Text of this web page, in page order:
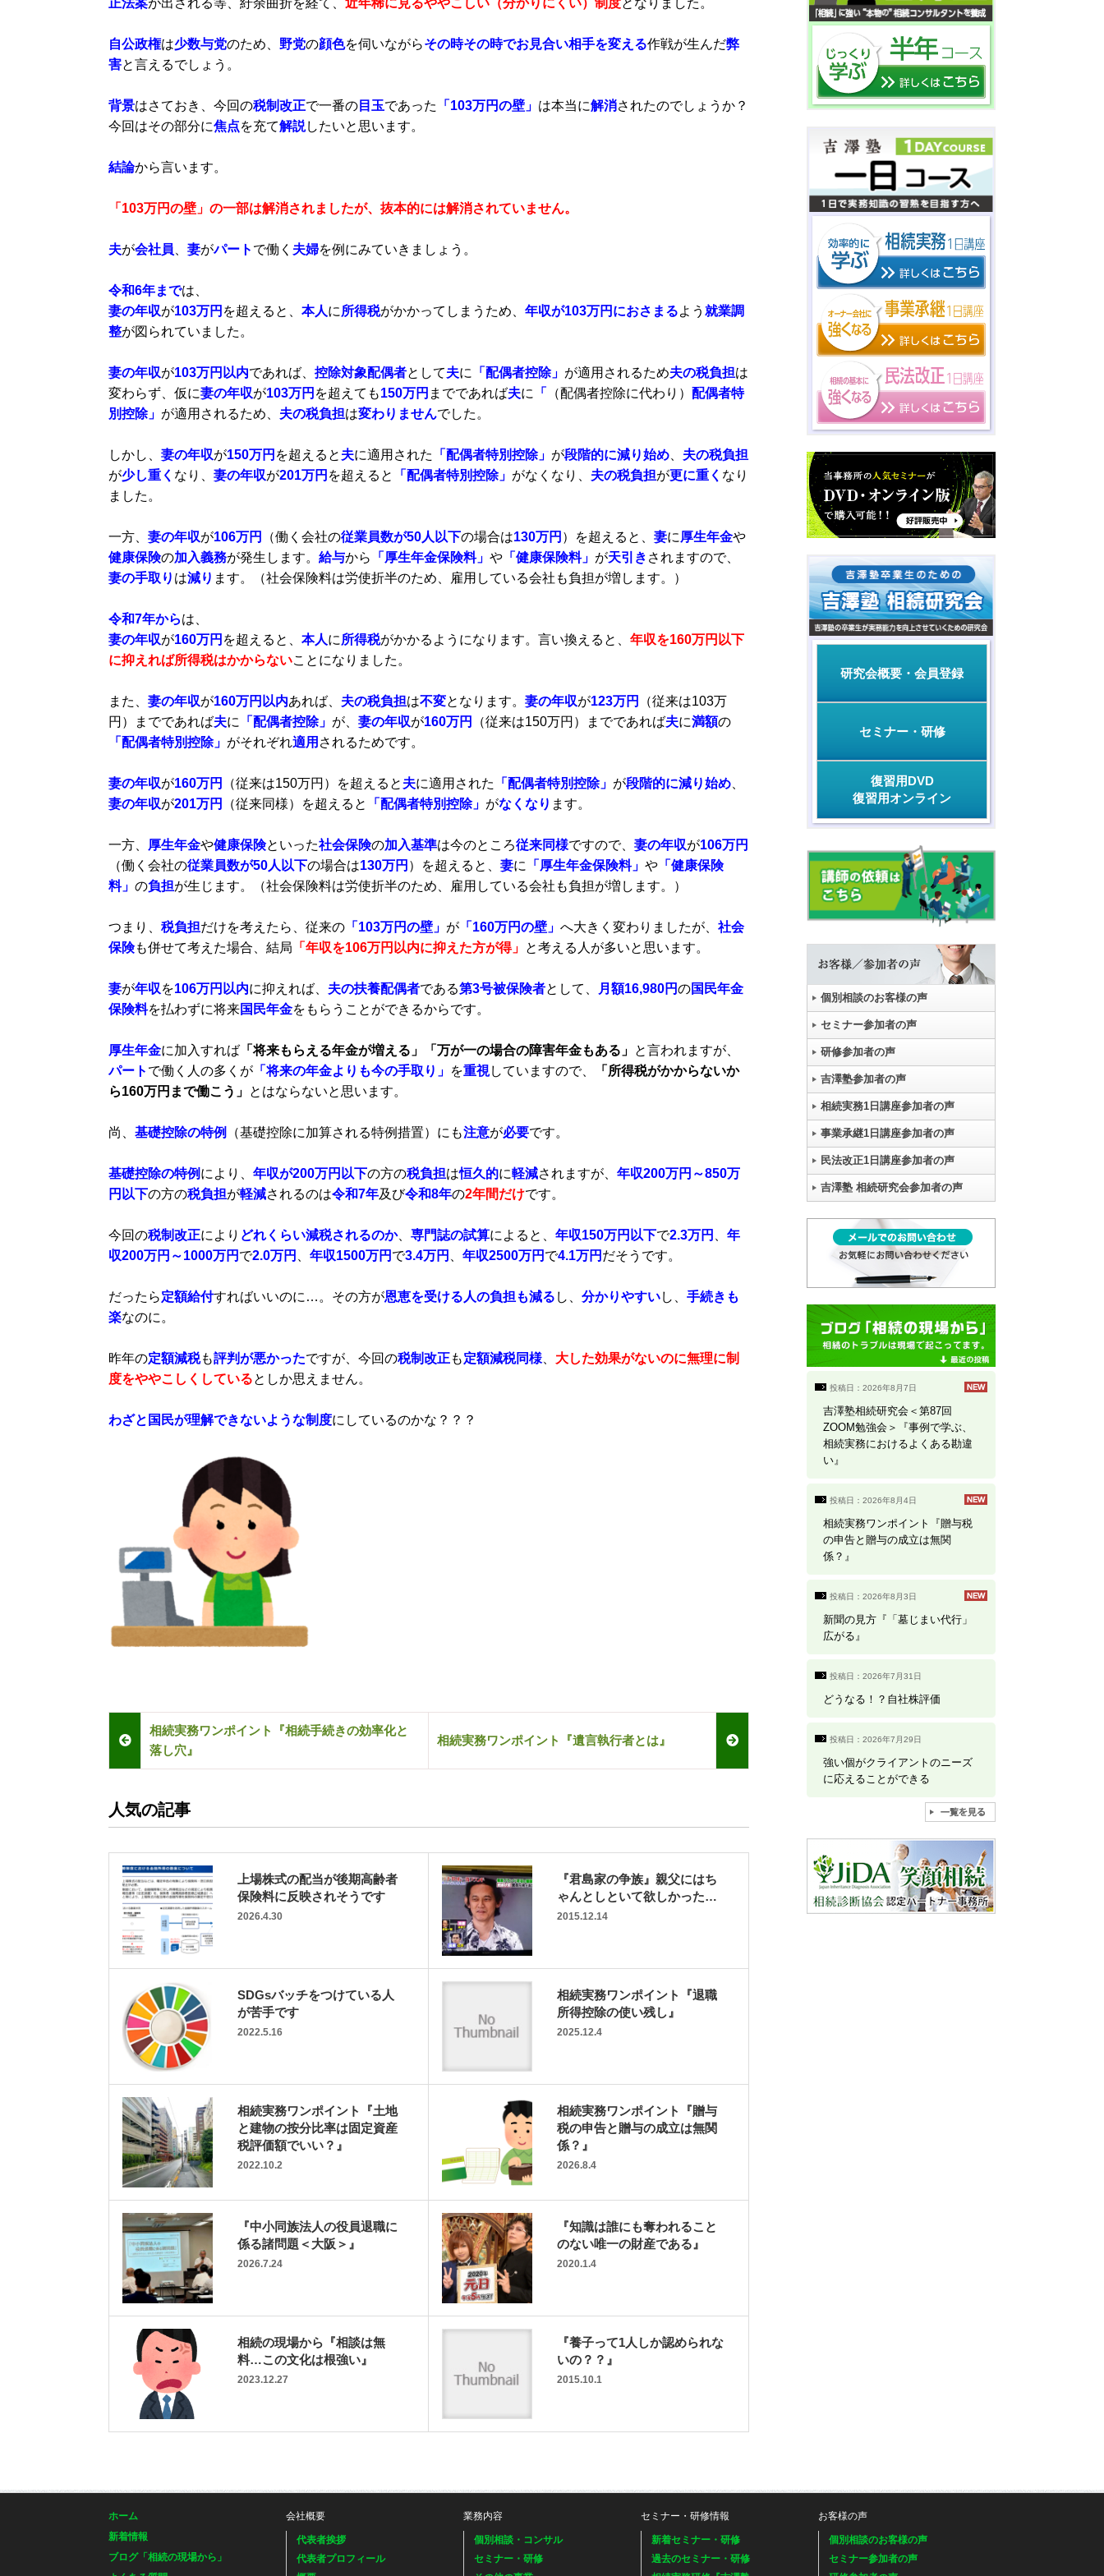
正法案が出される等、紆余曲折を経て、 近年稀に見るややこしい（分かりにくい）制度となりました。
自公政権は少数与党のため、 野党の顔色を伺いながらその時その時でお見合い相手を変える作戦が生んだ弊
害と言えるでしょう。
背景はさておき、今回の税制改正で一番の 目玉であった 「103万円の壁」 は本当に解消されたのでしょうか？
今回はその部分に焦点を充て解説したいと思います。
結論から言います。
「103万円の壁」の一部は解消されましたが、抜本的には解消されていません。
夫が会社員 妻がパート で働く 夫婦を例にみていきましょう。
令和6年までは、
妻の年収が103万円 を超えると、 本人に 所得税がかかってしまうため、 年収が103万円におさまるよう 就業調
整が図られていました。
妻の年収が103万円以内であれば、 控除対象配偶者として夫に 「配偶者控除」 が適用されるため夫の税負担は
変わらず、仮に妻の年収が103万円 を超えても150万円 までであれば夫に 「 （配偶者控除に代わり） 配偶者特
別控除」 が適用されるため、 夫の税負担は変わりませんでした。
しかし、 妻の年収が150万円 を超えると 夫に適用された 「配偶者特別控除」 が段階的に減り始め
夫の税負担
が少し重く なり、 妻の年収が201万円 を超えると 「配偶者特別控除」 がなくなり、 夫の税負担が更に重く なり
ました。
一方、 妻の年収が106万円 （働く会社の従業員数が50人以下の場合は130万円 ）を超えると、 妻に厚生年金や
健康保険の加入義務が発生します。 給与から 「厚生年金保険料」 や 「健康保険料」 が天引き されますので、
妻の手取り は減り ます。（社会保険料は労使折半のため、雇用している会社も負担が増します。）
令和7年からは、
妻の年収が160万円 を超えると、 本人に 所得税がかかるようになります。言い換えると、 年収を160万円以下
に抑えれば所得税はかからないことになりました。
また、 妻の年収が160万円以内あれば、 夫の税負担は不変となります。 妻の年収が123万円
（従来は103万
円）までであれば夫に 「配偶者控除」 が、 妻の年収が160万円 （従来は150万円）までであれば夫に満額の
「配偶者特別控除」 がそれぞれ適用 されるためです。
妻の年収が160万円 （従来は150万円）を超えると 夫に適用された 「配偶者特別控除」 が段階的に減り始め
妻の年収が201万円 （従来同様）を超えると 「配偶者特別控除」 がなくなり ます。
一方、 厚生年金や健康保険といった社会保険の加入基準は今のところ従来同様ですので、 妻の年収が106万円
（働く会社の従業員数が50人以下の場合は130万円 ）を超えると、 妻に 「厚生年金保険料」 や 「健康保険
料」 の負担が生じます。（社会保険料は労使折半のため、雇用している会社も負担が増します。）
つまり、 税負担だけを考えたら、従来の 「103万円の壁」 が 「160万円の壁」 へ大きく変わりましたが、 社会
保険も併せて考えた場合、結局 「年収を106万円以内に抑えた方が得」 と考える人が多いと思います。
妻が年収 を106万円以内に抑えれば、 夫の扶養配偶者である第3号被保険者として、 月額16,980円の国民年金
保険料を払わずに将来国民年金をもらうことができるからです。
厚生年金に加入すれば 「将来もらえる年金が増える」「万が一の場合の障害年金もある」
と言われますが、
パート で働く人の多くが 「将来の年金よりも今の手取り」 を重視していますので、
「所得税がかからないか
ら160万円まで働こう」
とはならないと思います。
尚、 基礎控除の特例 （基礎控除に加算される特例措置）にも注意が必要です。
基礎控除の特例 により、 年収が200万円以下の方の税負担は恒久的に軽減されますが、 年収200万円～850万
円以下の方の税負担が軽減されるのは令和7年及び令和8年の2年間だけです。
今回の税制改正により どれくらい減税されるのか、 専門誌の試算によると、 年収150万円以下で2.3万円
年
収200万円～1000万円 で2.0万円 年収1500万円 で3.4万円 年収2500万円 で4.1万円 だそうです。
だったら定額給付すればいいのに…。その方が恩恵を受ける人の負担も減る し、 分かりやすいし、 手続きも
楽なのに。
昨年の定額減税も評判が悪かったですが、今回の税制改正も定額減税同様
大した効果がないのに無理に制
度をややこしくしているとしか思えません。
わざと国民が理解できないような制度にしているのかな？？？
相続実務ワンポイント『相続手続きの効率化と
落し穴』
相続実務ワンポイント『遺言執行者とは』
人気の記事
上場株式の配当が後期高齢者
保険料に反映されそうです
2026.4.30
『君島家の争族』親父にはち
ゃんとしといて欲しかった…
2015.12.14
SDGsバッチをつけている人
が苦手です
2022.5.16
相続実務ワンポイント『退職
所得控除の使い残し』
2025.12.4
相続実務ワンポイント『土地
と建物の按分比率は固定資産
税評価額でいい？』
2022.10.2
相続実務ワンポイント『贈与
税の申告と贈与の成立は無関
係？』
2026.8.4
『中小同族法人の役員退職に
係る諸問題＜大阪＞』
2026.7.24
『知識は誰にも奪われること
のない唯一の財産である』
2020.1.4
相続の現場から『相談は無
料…この文化は根強い』
2023.12.27
『養子って1人しか認められな
いの？？』
2015.10.1
研究会概要・会員登録
セミナー・研修
復習用DVD
復習用オンライン
個別相談のお客様の声
セミナー参加者の声
研修参加者の声
吉澤塾参加者の声
相続実務1日講座参加者の声
事業承継1日講座参加者の声
民法改正1日講座参加者の声
吉澤塾 相続研究会参加者の声
投稿日：2026年8月7日
吉澤塾相続研究会＜第87回
ZOOM勉強会＞『事例で学ぶ、
相続実務におけるよくある勘違
い』
投稿日：2026年8月4日
相続実務ワンポイント『贈与税
の申告と贈与の成立は無関
係？』
投稿日：2026年8月3日
新聞の見方『「墓じまい代行」
広がる』
投稿日：2026年7月31日
どうなる！？自社株評価
投稿日：2026年7月29日
強い個がクライアントのニーズ
に応えることができる
ホーム
新着情報
ブログ「相続の現場から」
会社概要
代表者挨拶
代表者プロフィール
業務内容
個別相談・コンサル
セミナー・研修
セミナー・研修情報
新着セミナー・研修
過去のセミナー・研修
お客様の声
個別相談のお客様の声
セミナー参加者の声